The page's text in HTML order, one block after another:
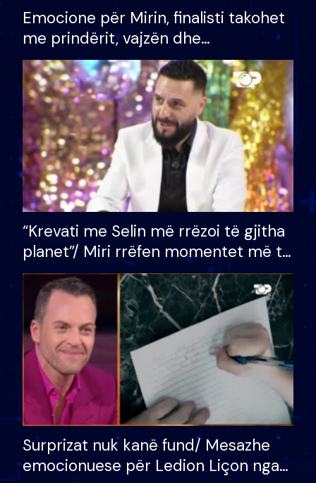
Emocione për Mirin, finalisti takohet
me prindërit, vajzën dhe
bashkëshorten: S’kemi ndonjë letër
divorci apo jo?
“Krevati me Selin më rrëzoi të gjitha
planet”/ Miri rrëfen momentet më të
bukura në shtëpinë e BB VIP: Do më
mungojë zilja e mëngjesit kur…
Surprizat nuk kanë fund/ Mesazhe
emocionuese për Ledion Liçon nga